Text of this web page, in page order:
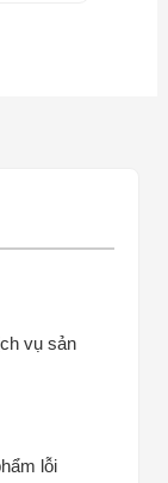
vụ sản
lỗi